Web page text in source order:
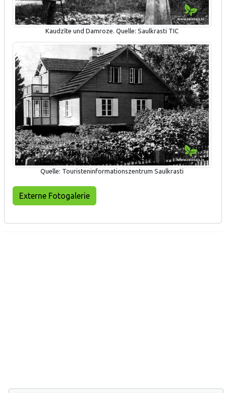
Kaudzīte und Damroze. Quelle: Saulkrasti TIC
Quelle: Touristeninformationszentrum Saulkrasti
Externe Fotogalerie